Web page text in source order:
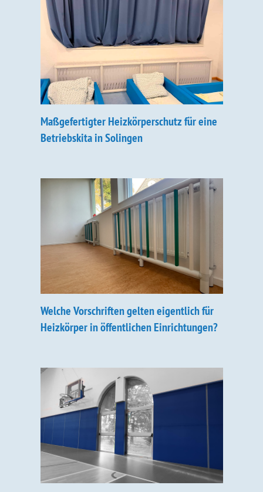
Maßgefertigter Heizkörperschutz für eine
Betriebskita in Solingen
Welche Vorschriften gelten eigentlich für
Heizkörper in öffentlichen Einrichtungen?